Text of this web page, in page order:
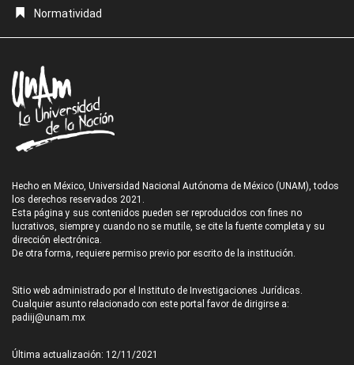
Normatividad
Hecho en México, Universidad Nacional Autónoma de México (UNAM), todos
los derechos reservados 2021.
Esta página y sus contenidos pueden ser reproducidos con fines no
lucrativos, siempre y cuando no se mutile, se cite la fuente completa y su
dirección electrónica.
De otra forma, requiere permiso previo por escrito de la institución.
Sitio web administrado por el Instituto de Investigaciones Jurídicas.
Cualquier asunto relacionado con este portal favor de dirigirse a:
padiij@unam.mx
Última actualización: 12/11/2021